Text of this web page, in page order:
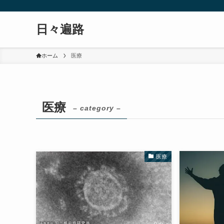
日々遍路
ホーム 医療
医療 – category –
医療